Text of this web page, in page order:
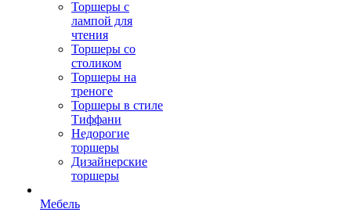
Торшеры с
лампой для
чтения
Торшеры со
столиком
Торшеры на
треноге
Торшеры в стиле
Тиффани
Недорогие
торшеры
Дизайнерские
торшеры
Мебель